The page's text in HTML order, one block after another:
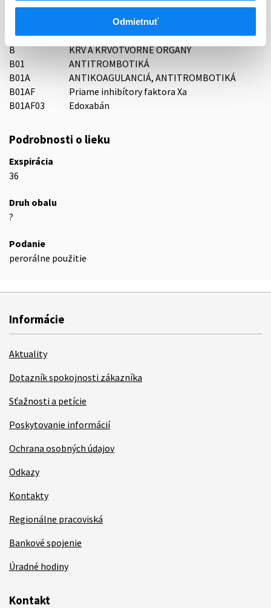
Odmietnuť
16 - ANTICOAGULANTIA (FIBRINOLYTICA, ANTIFIBRINOL.)
ATC
B
KRV A KRVOTVORNÉ ORGÁNY
B01
ANTITROMBOTIKÁ
B01A
ANTIKOAGULANCIÁ, ANTITROMBOTIKÁ
B01AF
Priame inhibítory faktora Xa
B01AF03
Edoxabán
Podrobnosti o lieku
Exspirácia
36
Druh obalu
?
Podanie
perorálne použitie
Informácie
Aktuality
Dotazník spokojnosti zákazníka
Sťažnosti a petície
Poskytovanie informácií
Ochrana osobných údajov
Odkazy
Kontakty
Regionálne pracoviská
Bankové spojenie
Úradné hodiny
Kontakt